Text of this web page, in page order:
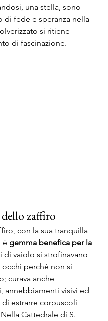
una stella, sono
di fede e speranza nella
si ritiene
di fascinazione.
zaffiro
con la sua tranquilla
è gemma benefica per la
di vaiolo si strofinavano
perchè non si
curava anche
annebbiamenti visivi ed
di estrarre corpuscoli
Nella Cattedrale di S.